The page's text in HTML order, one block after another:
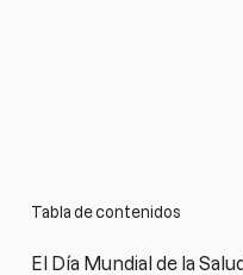
Tabla de contenidos
El Día Mundial de la